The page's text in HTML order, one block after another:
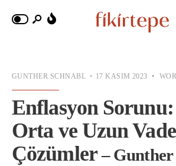
GUNTHER SCHNABL • 17 KASIM 2023 •
Enflasyon Sorunu:
Orta ve Uzun
Çözümler– Gunther